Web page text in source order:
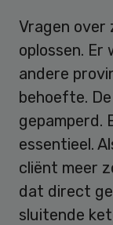
Vragen over
oplossen. Er
andere
behoefte.
gepamperd.
essentieel.
cliënt meer
dat direct
sluitende